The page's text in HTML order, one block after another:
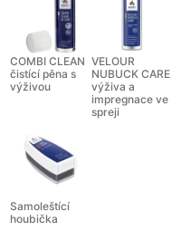
COMBI CLEAN
čistící pěna s
výživou
VELOUR
NUBUCK CARE
výživa a
impregnace ve
spreji
Samoleštící
houbička